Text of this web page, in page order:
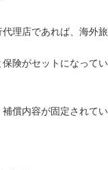
理店であれば、海外
険がセットになって
償内容が固定されて